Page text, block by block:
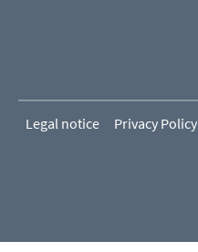
Legal notice Privacy Policy